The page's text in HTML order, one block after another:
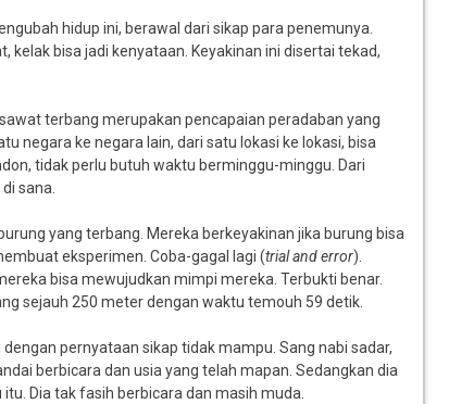
hidup ini, berawal dari sikap para penemunya.
kelak bisa jadi kenyataan. Keyakinan ini disertai tekad,
terbang merupakan pencapaian peradaban yang
negara ke negara lain, dari satu lokasi ke lokasi, bisa
tidak perlu butuh waktu berminggu-minggu. Dari
sana.
yang terbang. Mereka berkeyakinan jika burung bisa
eksperimen. Coba-gagal lagi (trial and error).
bisa mewujudkan mimpi mereka. Terbukti benar.
sejauh 250 meter dengan waktu temouh 59 detik.
pernyataan sikap tidak mampu. Sang nabi sadar,
berbicara dan usia yang telah mapan. Sedangkan dia
Dia tak fasih berbicara dan masih muda.